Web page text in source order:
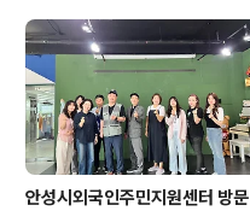
안성시외국인주민지원센터 방문